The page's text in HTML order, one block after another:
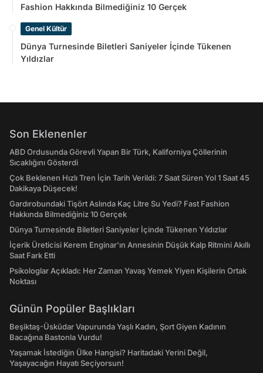
Fashion Hakkında Bilmediğiniz 10 Gerçek
Genel Kültür
Dünya Turnesinde Biletleri Saniyeler İçinde Tükenen
Yıldızlar
Son Eklenenler
ABD Ordusunda Görevli Yapan Bir Türk, Kaliforniya Çöllerinin
Sıcaklığını Gösterdi
Çok Beklenen Hızlı Tren İçin Tarih Verildi: 7 Saat Süren Yol 1 Saat 45
Dakikaya Düşecek!
Gardırobundaki Tişört Aslında Kaç Litre Su Yedi? Fast Fashion
Hakkında Bilmediğiniz 10 Gerçek
Dünya Turnesinde Biletleri Saniyeler İçinde Tükenen Yıldızlar
İçerik Üreticisi Kerem Enginar'ın Annesinin Düşük Kalp Ritmini Akıllı
Saat Fark Etti
Psikologlar Açıkladı: Her Zaman Yavaş Yemek Yiyen Kişilerin Ortak
Noktası
Günün Popüler Başlıkları
Beşiktaş-Üsküdar Vapurunda Yaşlı Kadın, Şort Giyen Kadının
Bacağına Bastonla Vurdu!
Yaşamak İstediğin Ülke Hangisi? Haritadaki Yerini Değil,
Yaşayacağın Hayatı Seçiyorsun!